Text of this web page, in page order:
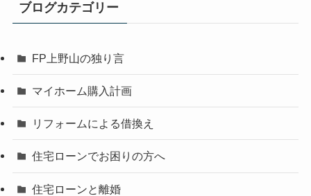
ブログカテゴリー
FP上野山の独り言
マイホーム購入計画
リフォームによる借換え
住宅ローンでお困りの方へ
住宅ローンと離婚